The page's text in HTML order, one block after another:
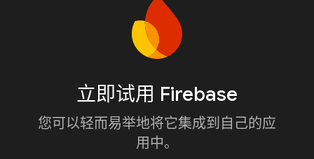
立即试用 Firebase
您可以轻而易举地将它集成到自己的应
用中。